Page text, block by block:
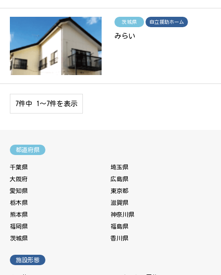
茨城県 自立援助ホーム
みらい
7件中 1〜7件を表示
都道府県
千葉県
埼玉県
大阪府
広島県
愛知県
東京都
栃木県
滋賀県
熊本県
神奈川県
福岡県
福島県
茨城県
香川県
施設形態